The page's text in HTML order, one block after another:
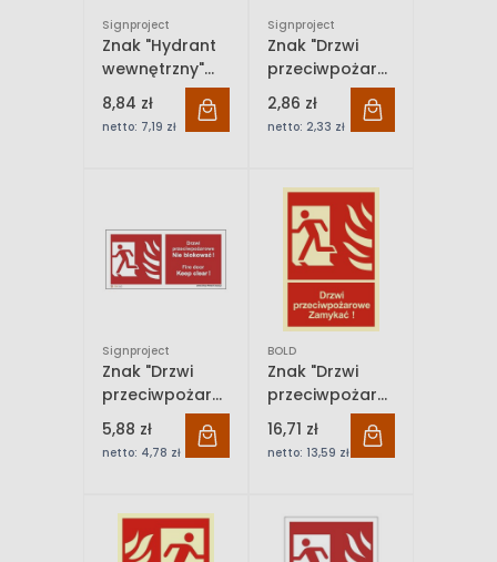
Signproject
Znak "Hydrant
wewnętrzny"
Signproject
8,84 zł
netto: 7,19 zł
Signproject
Znak "Drzwi
przeciwpożarowe.
Nie blokować!
Fire door. Keep
Clear!"
2,86 zł
netto: 2,33 zł
Signproject
Znak "Drzwi
przeciwpożarowe.
Nie blokować!
Fire door. Keep
Clear!"
5,88 zł
netto: 4,78 zł
BOLD
Znak "Drzwi
przeciwpożarowe.
Zamykać!" Bold
16,71 zł
netto: 13,59 zł